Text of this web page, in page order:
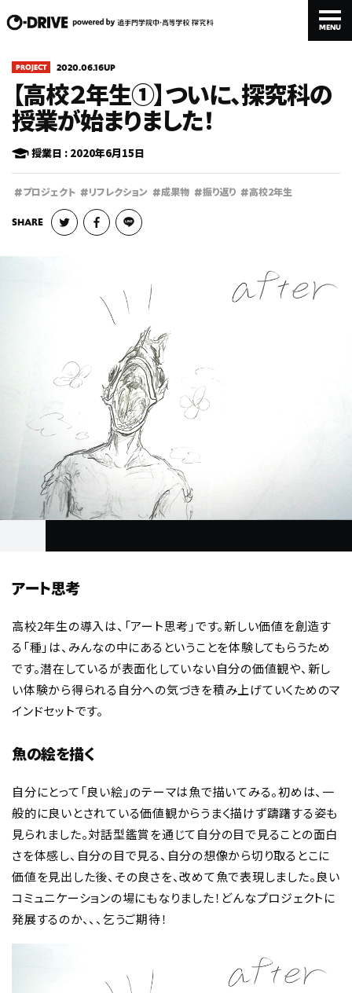
MENU
PROJECT 2020.06.16UP
【高校２年生①】ついに、探究科の
授業が始まりました！
授業日 : 2020年6月15日
#プロジェクト #リフレクション #成果物 #振り返り #高校2年生
SHARE
アート思考
高校2年生の導入は、「アート思考」です。新しい価値を創造す
る「種」は、みんなの中にあるということを体験してもらうため
です。潜在しているが表面化していない自分の価値観や、新し
い体験から得られる自分への気づきを積み上げていくためのマ
インドセットです。
魚の絵を描く
自分にとって「良い絵」のテーマは魚で描いてみる。初めは、一
般的に良いとされている価値観からうまく描けず躊躇する姿も
見られました。対話型鑑賞を通じて自分の目で見ることの面白
さを体感し、自分の目で見る、自分の想像から切り取るとこに
価値を見出した後、その良さを、改めて魚で表現しました。良い
コミュニケーションの場にもなりました！どんなプロジェクトに
発展するのか、、、乞うご期待！
MENU
生徒・卒業生 先生 取り組み
SPECIAL
特集
ABOUT
このメディアについて
NEWS
お知らせ
© O-DRIVE all rights reserved.